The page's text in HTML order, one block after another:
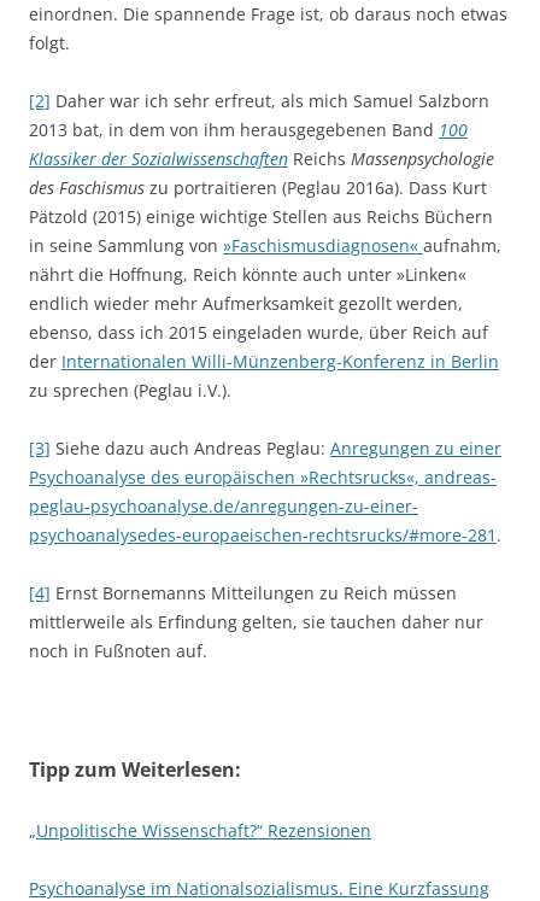
einordnen. Die spannende Frage ist, ob daraus noch etwas
folgt.
[2] Daher war ich sehr erfreut, als mich Samuel Salzborn
2013 bat, in dem von ihm herausgegebenen Band 100
Klassiker der Sozialwissenschaften Reichs Massenpsychologie
des Faschismus zu portraitieren (Peglau 2016a). Dass Kurt
Pätzold (2015) einige wichtige Stellen aus Reichs Büchern
in seine Sammlung von »Faschismusdiagnosen« aufnahm,
nährt die Hoffnung, Reich könnte auch unter »Linken«
endlich wieder mehr Aufmerksamkeit gezollt werden,
ebenso, dass ich 2015 eingeladen wurde, über Reich auf
der Internationalen Willi-Münzenberg-Konferenz in Berlin
zu sprechen (Peglau i.V.).
[3] Siehe dazu auch Andreas Peglau: Anregungen zu einer
Psychoanalyse des europäischen »Rechtsrucks«, andreas-
peglau-psychoanalyse.de/anregungen-zu-einer-
psychoanalysedes-europaeischen-rechtsrucks/#more-281 .
[4] Ernst Bornemanns Mitteilungen zu Reich müssen
mittlerweile als Erfindung gelten, sie tauchen daher nur
noch in Fußnoten auf.
Tipp zum Weiterlesen:
„Unpolitische Wissenschaft?“ Rezensionen
Psychoanalyse im Nationalsozialismus. Eine Kurzfassung